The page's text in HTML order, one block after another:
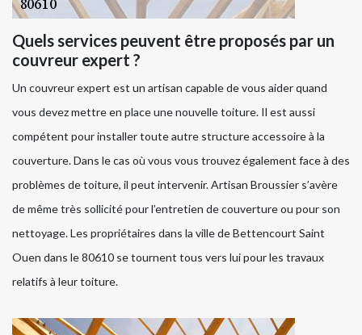
Quels services peuvent être proposés par un
couvreur expert ?
Un couvreur expert est un artisan capable de vous aider quand
vous devez mettre en place une nouvelle toiture. Il est aussi
compétent pour installer toute autre structure accessoire à la
couverture. Dans le cas où vous vous trouvez également face à des
problèmes de toiture, il peut intervenir. Artisan Broussier s’avère
de même très sollicité pour l’entretien de couverture ou pour son
nettoyage. Les propriétaires dans la ville de Bettencourt Saint
Ouen dans le 80610 se tournent tous vers lui pour les travaux
relatifs à leur toiture.